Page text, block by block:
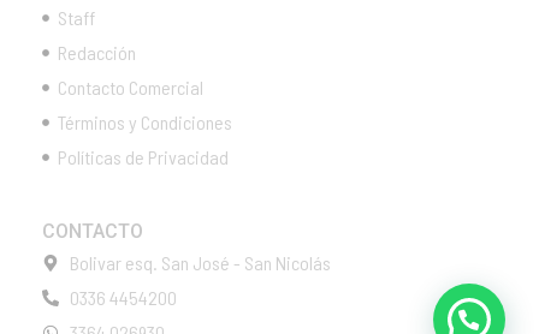
Staff
Redacción
Contacto Comercial
Términos y Condiciones
Políticas de Privacidad
CONTACTO
Bolivar esq. San José - San Nicolás
0336 4454200